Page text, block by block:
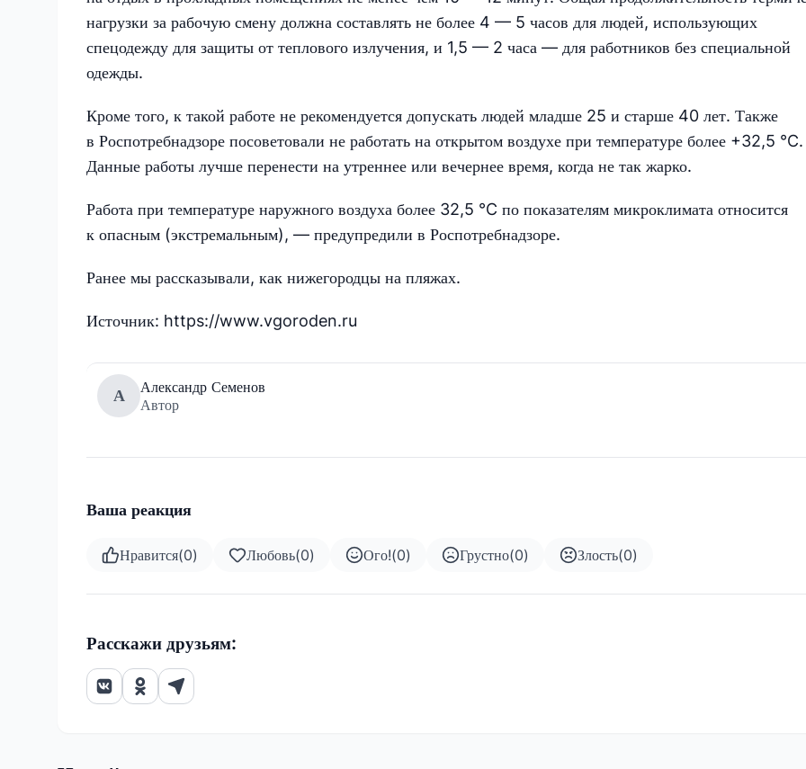
нагрузки за рабочую смену должна составлять не более 4 — 5 часов для людей, использующих
спецодежду для защиты от теплового излучения, и 1,5 — 2 часа — для работников без специальной
одежды.
Кроме того, к такой работе не рекомендуется допускать людей младше 25 и старше 40 лет. Также
в Роспотребнадзоре посоветовали не работать на открытом воздухе при температуре более +32,5 °C.
Данные работы лучше перенести на утреннее или вечернее время, когда не так жарко.
Работа при температуре наружного воздуха более 32,5 °C по показателям микроклимата относится
к опасным (экстремальным), — предупредили в Роспотребнадзоре.
Ранее мы рассказывали, как нижегородцы на пляжах.
Источник: https://www.vgoroden.ru
А
Александр Семенов
Автор
Ваша реакция
Нравится(0) Любовь(0) Ого!(0) Грустно(0) Злость(0)
Расскажи друзьям: